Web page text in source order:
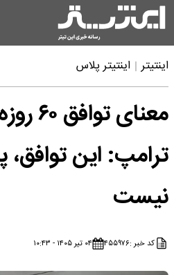
اینتیتر اینتیتر پلاس
معنای
ترامپ: این توافق،
نیست
کد خبر :۴۵۵۹۷۶ ۰۴ تیر ۱۴۰۵ - ۱۰:۴۳